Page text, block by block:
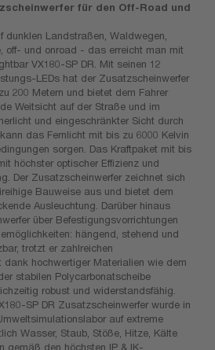
für den Off-Road und
dunklen Landstraßen, Waldwegen,
off- und onroad - das erreicht man mit
VX180-SP DR. Mit seinen 12
LEDs hat der Zusatzscheinwerfer
200 Metern und bietet dem Fahrer
Weitsicht auf der Straße und im
und eingeschränkter Sicht durch
das Fernlicht mit bis zu 6000 Kelvin
sorgen. Das Kraftpaket mit bis
höchster optischer Effizienz und
Der Zusatzscheinwerfer zeichnet sich
Bauweise aus und bietet dem
Ausleuchtung. Darüber hinaus
über Befestigungsvorrichtungen
hängend, stehend und
trotzt er zahlreichen
dank hochwertiger Materialien wie dem
stabilen Polycarbonatscheibe
robust und widerstandsfähig.
SP DR Zusatzscheinwerfer wurde in
auf extreme
Wasser, Staub, Stöße, Hitze, Kälte
gemäß den höchsten IP & IK-